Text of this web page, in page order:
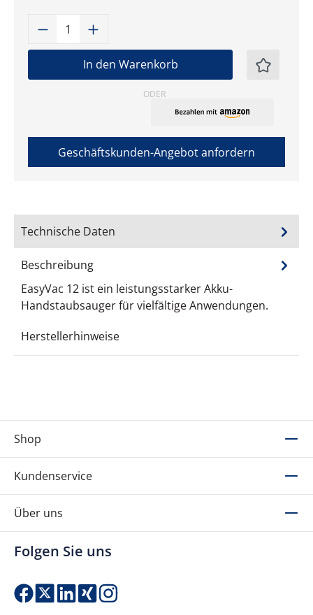
Produkt Anzahl: Gib den
In den Warenkorb
ODER
Geschäftskunden-Angebot anfordern
Technische Daten
Beschreibung
EasyVac 12 ist ein leistungsstarker Akku-
Handstaubsauger für vielfältige Anwendungen.
Herstellerhinweise
Shop
Kundenservice
Über uns
Folgen Sie uns